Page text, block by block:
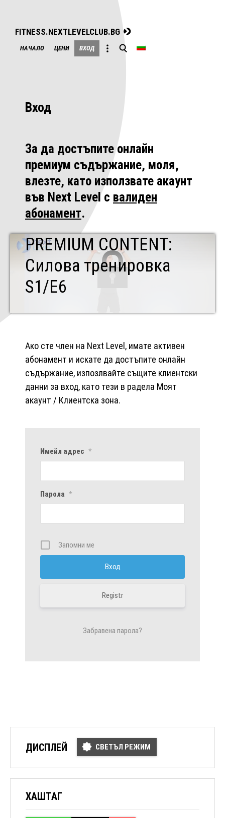
FITNESS.NEXTLEVELCLUB.BG
Skip
to
НАЧАЛО ЦЕНИ ВХОД
Вход
За да достъпите онлайн
премиум съдържание, моля,
влезте, като използвате акаунт
във Next Level с валиден
абонамент.
PREMIUM CONTENT:
Силова тренировка
S1/E6
Ако сте член на Next Level, имате активен
абонамент и искате да достъпите онлайн
съдържание, изпозлвайте същите клиентски
данни за вход, като тези в радела Моят
акаунт / Клиентска зона.
Имейл адрес *
Парола *
Запомни ме
Registr
Забравена парола?
ДИСПЛЕЙ СВЕТЪЛ РЕЖИМ
ХАШТАГ